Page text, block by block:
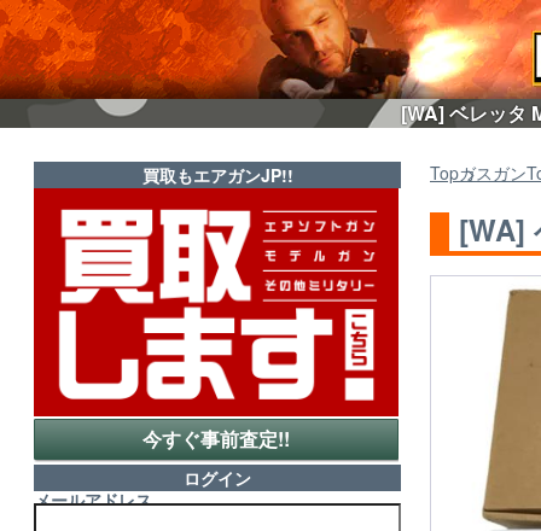
[WA] ベレッタ
Topガスガン
[WA]
買取もエアガンJP!!
今すぐ事前査定!!
ログイン
メールアドレス